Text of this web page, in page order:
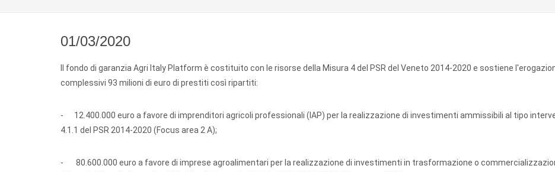
01/03/2020
Il fondo di garanzia Agri Italy Platform è costituito con le risorse della Misura 4 del PSR del Veneto 2014-2020 e sostiene
complessivi 93 milioni di euro di prestiti così ripartiti:
- 12.400.000 euro a favore di imprenditori agricoli professionali (IAP) per la realizzazione di investimenti ammissibili al tipo
4.1.1 del PSR 2014-2020 (Focus area 2 A);
- 80.600.000 euro a favore di imprese agroalimentari per la realizzazione di investimenti in trasformazione o